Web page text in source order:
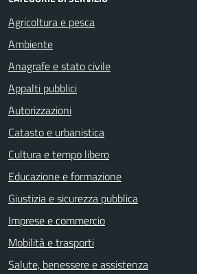
Agricoltura e pesca
Ambiente
Anagrafe e stato civile
Appalti pubblici
Autorizzazioni
Catasto e urbanistica
Cultura e tempo libero
Educazione e formazione
Giustizia e sicurezza pubblica
Imprese e commercio
Mobilità e trasporti
Salute, benessere e assistenza